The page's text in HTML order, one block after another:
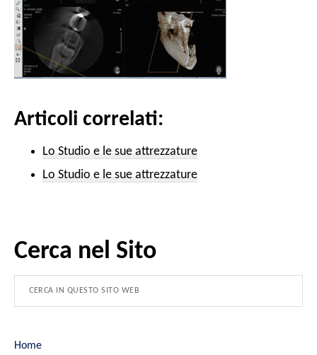
Articoli correlati:
Lo Studio e le sue attrezzature
Lo Studio e le sue attrezzature
Cerca nel Sito
Home